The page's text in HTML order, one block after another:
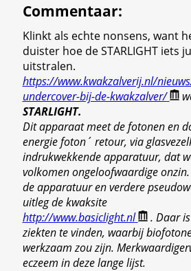
Commentaar:
Klinkt als echte nonsens, want
duister hoe de STARLIGHT iets
uitstralen.
https://www.kwakzalverij.nl/
undercover-bij-de-kwakzalver/
STARLIGHT.
Dit apparaat meet de fotonen en
energie foton´ retour, via
indrukwekkende apparatuur, dat
volkomen ongeloofwaardige
de apparatuur en verdere
uitleg de kwaksite
http://www.basiclight.nl
. Daar
ziekten te vinden, waarbij
werkzaam zou zijn.
eczeem in deze lange lijst.